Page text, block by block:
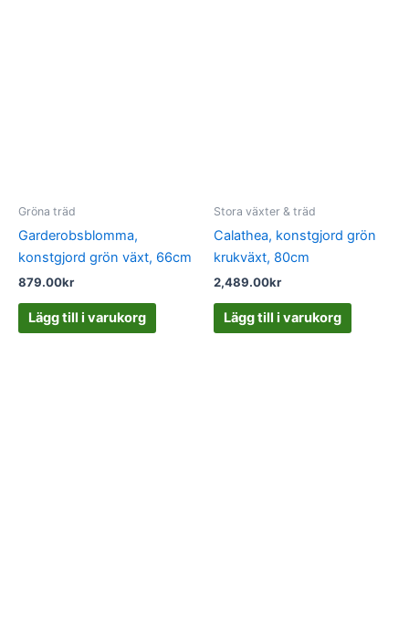
Gröna träd
Garderobsblomma,
konstgjord grön växt, 66cm
879.00kr
Lägg till i varukorg
Stora växter & träd
Calathea, konstgjord grön
krukväxt, 80cm
2,489.00kr
Lägg till i varukorg